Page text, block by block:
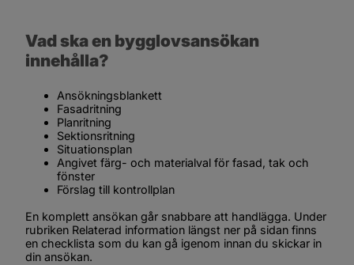
Vad ska en bygglovsansökan
innehålla?
Ansökningsblankett
Fasadritning
Planritning
Sektionsritning
Situationsplan
Angivet färg- och materialval för fasad, tak och
fönster
Förslag till kontrollplan
En komplett ansökan går snabbare att handlägga. Under
rubriken Relaterad information längst ner på sidan finns
en checklista som du kan gå igenom innan du skickar in
din ansökan.